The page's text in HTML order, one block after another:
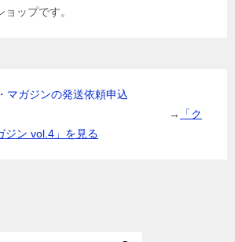
ップです。
→
「ク
ジン vol.4」を見る